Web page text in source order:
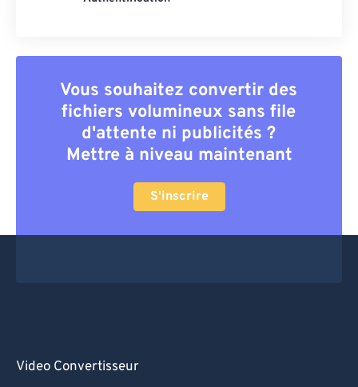
Vous souhaitez convertir des
fichiers volumineux sans file
d'attente ni publicités ?
Mettre à niveau maintenant
S'inscrire
Video Convertisseur